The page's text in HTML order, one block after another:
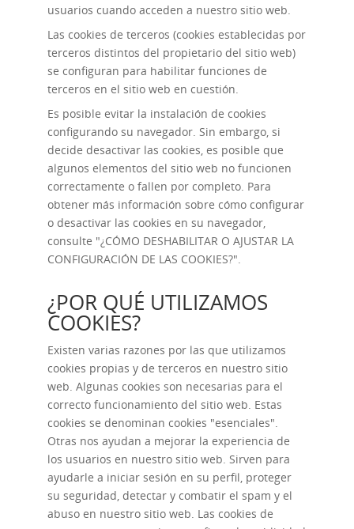
usuarios cuando acceden a nuestro sitio web.
Las cookies de terceros (cookies establecidas por
terceros distintos del propietario del sitio web)
se configuran para habilitar funciones de
terceros en el sitio web en cuestión.
Es posible evitar la instalación de cookies
configurando su navegador. Sin embargo, si
decide desactivar las cookies, es posible que
algunos elementos del sitio web no funcionen
correctamente o fallen por completo. Para
obtener más información sobre cómo configurar
o desactivar las cookies en su navegador,
consulte "¿CÓMO DESHABILITAR O AJUSTAR LA
CONFIGURACIÓN DE LAS COOKIES?".
¿POR QUÉ UTILIZAMOS
COOKIES?
Existen varias razones por las que utilizamos
cookies propias y de terceros en nuestro sitio
web. Algunas cookies son necesarias para el
correcto funcionamiento del sitio web. Estas
cookies se denominan cookies "esenciales".
Otras nos ayudan a mejorar la experiencia de
los usuarios en nuestro sitio web. Sirven para
ayudarle a iniciar sesión en su perfil, proteger
su seguridad, detectar y combatir el spam y el
abuso en nuestro sitio web. Las cookies de